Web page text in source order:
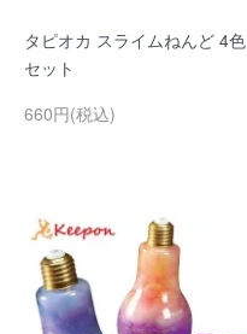
タピオカ スライムねんど 4色
セット
660円(税込)